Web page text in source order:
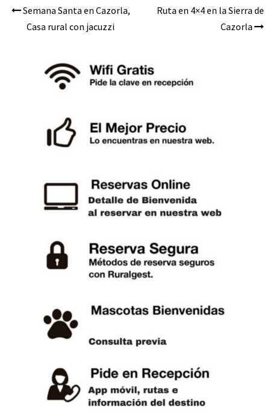
Navegación
entradas
Semana Santa en Cazorla,
Casa rural con jacuzzi
Ruta en 4×4 en la Sierra de
Cazorla